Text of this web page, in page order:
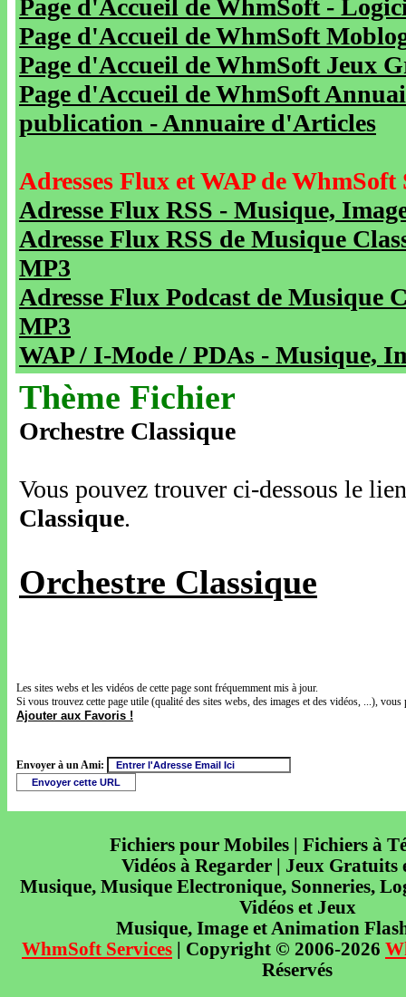
Page d'Accueil de WhmSoft -
Page d'Accueil de WhmSoft
Page d'Accueil de WhmSoft Jeux
Page d'Accueil de WhmSoft
publication - Annuaire d'Articles
Adresses Flux et WAP de WhmSoft
Adresse Flux RSS - Musique,
Adresse Flux RSS de Musique
MP3
Adresse Flux Podcast de Musique
MP3
WAP / I-Mode / PDAs - Musique,
Thème Fichier
Orchestre Classique
Vous pouvez trouver ci-dessous le
Classique.
Orchestre Classique
Les sites webs et les vidéos de cette page sont fréquemment mis à jour.
Si vous trouvez cette page utile (qualité des sites webs, des images et des vidéos, ...),
Ajouter aux Favoris !
Envoyer à un Ami:
Fichiers pour Mobiles | Fichiers à
Vidéos à Regarder | Jeux Gratuits
Musique, Musique Electronique, Sonneries,
Vidéos et Jeux
Musique, Image et Animation
WhmSoft Services | Copyright © 2006-2026
Réservés